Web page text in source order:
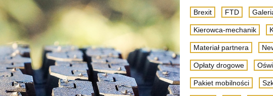
Brexit FTD
Kierowca-mechanik
Materiał partnera
Opłaty drogowe
Pakiet mobilności